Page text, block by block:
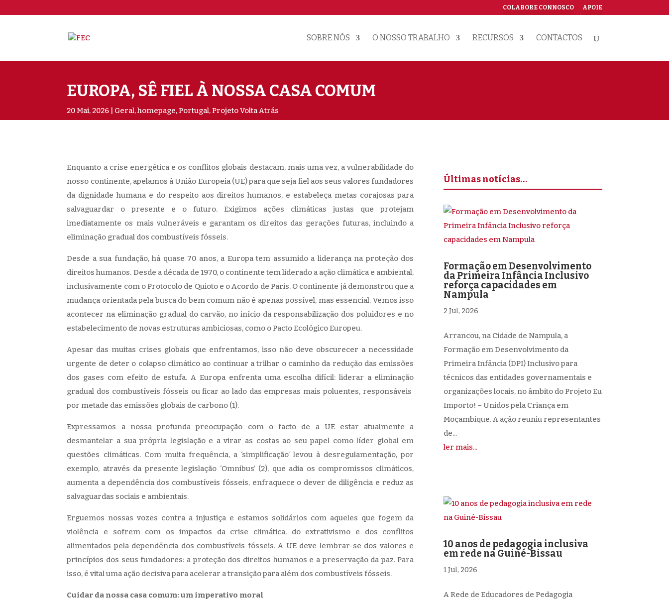
COLABORE CONNOSCO APOIE
SOBRE NÓS O NOSSO TRABALHO RECURSOS CONTACTOS
EUROPA, SÊ FIEL À NOSSA CASA COMUM
20 Mai, 2026 Geral,homepage,Portugal,Projeto Volta Atrás
​Enquanto a crise energética e os conflitos globais destacam, mais uma vez, a vulnerabilidade do
nosso continente, apelamos à União Europeia (UE) para que seja fiel aos seus valores fundadores
da dignidade humana e do respeito aos direitos humanos, e estabeleça metas corajosas para
salvaguardar o presente e o futuro. Exigimos ações climáticas justas que protejam
imediatamente os mais vulneráveis e garantam os direitos das gerações futuras, incluindo a
eliminação gradual dos combustíveis fósseis.
Desde a sua fundação, há quase 70 anos, a Europa tem assumido a liderança na proteção dos
direitos humanos. Desde a década de 1970, o continente tem liderado a ação climática e ambiental,
inclusivamente com o Protocolo de Quioto e o Acordo de Paris. O continente já demonstrou que a
mudança orientada pela busca do bem comum não é apenas possível, mas essencial. Vemos isso
acontecer na eliminação gradual do carvão, no início da responsabilização dos poluidores e no
estabelecimento de novas estruturas ambiciosas, como o Pacto Ecológico Europeu.
Apesar das muitas crises globais que enfrentamos, isso não deve obscurecer a necessidade
urgente de deter o colapso climático ao continuar a trilhar o caminho da redução das emissões
dos gases com efeito de estufa. A Europa enfrenta uma escolha difícil: liderar a eliminação
gradual dos combustíveis fósseis ou ficar ao lado das empresas mais poluentes, responsáveis ​​
por metade das emissões globais de carbono (1).
Expressamos a nossa profunda preocupação com o facto de a UE estar atualmente a
desmantelar a sua própria legislação e a virar as costas ao seu papel como líder global em
questões climáticas. Com muita frequência, a ‘simplificação’ levou à desregulamentação, por
exemplo, através da presente legislação ‘Omnibus’ (2), que adia os compromissos climáticos,
aumenta a dependência dos combustíveis fósseis, enfraquece o dever de diligência e reduz as
salvaguardas sociais e ambientais.
Erguemos nossas vozes contra a injustiça e estamos solidários com aqueles que fogem da
violência e sofrem com os impactos da crise climática, do extrativismo e dos conflitos
alimentados pela dependência dos combustíveis fósseis. A UE deve lembrar-se dos valores e
princípios dos seus fundadores: a proteção dos direitos humanos e a preservação da paz. Para
isso, é vital uma ação decisiva para acelerar a transição para além dos combustíveis fósseis.
Cuidar da nossa casa comum: um imperativo moral
Últimas notícias…
Formação em Desenvolvimento
da Primeira Infância Inclusivo
reforça capacidades em
Nampula
2 Jul, 2026
Arrancou, na Cidade de Nampula, a
Formação em Desenvolvimento da
Primeira Infância (DPI) Inclusivo para
técnicos das entidades governamentais e
organizações locais, no âmbito do Projeto Eu
Importo! – Unidos pela Criança em
Moçambique. A ação reuniu representantes
de...
ler mais...
10 anos de pedagogia inclusiva
em rede na Guiné-Bissau
1 Jul, 2026
A Rede de Educadores de Pedagogia